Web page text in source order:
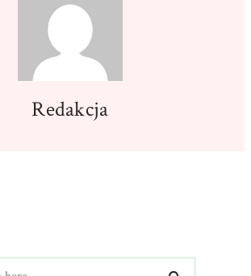
Redakcja